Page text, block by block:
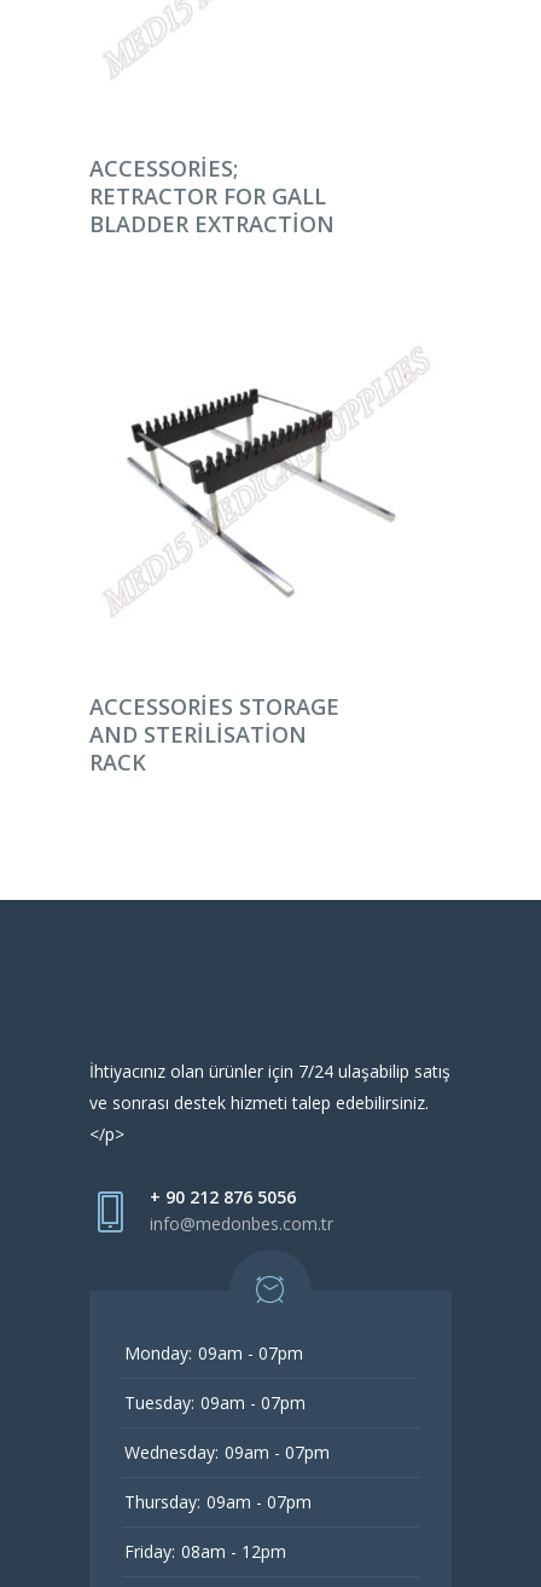
DEVAMINI OKU
ACCESSORIES;
RETRACTOR FOR GALL
BLADDER EXTRACTION
DEVAMINI OKU
ACCESSORIES STORAGE
AND STERILISATION
RACK
İhtiyacınız olan ürünler için 7/24 ulaşabilip satış
ve sonrası destek hizmeti talep edebilirsiniz.
</p>
+ 90 212 876 5056
info@medonbes.com.tr
Monday: 09am - 07pm
Tuesday: 09am - 07pm
Wednesday: 09am - 07pm
Thursday: 09am - 07pm
Friday: 08am - 12pm